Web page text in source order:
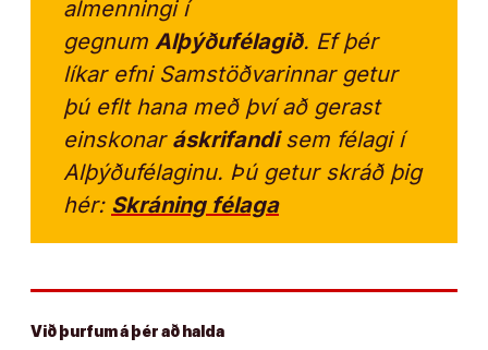
almenningi í
gegnum Alþýðufélagið. Ef þér
líkar efni Samstöðvarinnar getur
þú eflt hana með því að gerast
einskonar áskrifandisem félagi í
Alþýðufélaginu. Þú getur skráð þig
hér: Skráning félaga
Við þurfum á þér að halda